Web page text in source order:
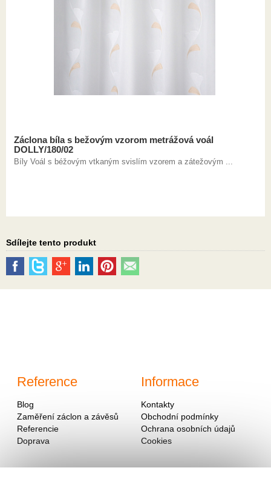
Záclona bíla s bežovým vzorom metrážová voál
DOLLY/180/02
Bíly Voál s béžovým vtkaným svislím vzorem a zátežovým ...
Sdílejte tento produkt
Reference
Blog
Zaměření záclon a závěsů
Referencie
Doprava
Informace
Kontakty
Obchodní podmínky
Ochrana osobních údajů
Cookies